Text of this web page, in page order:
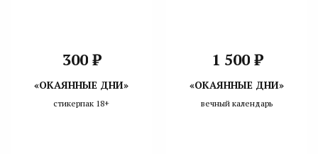
300 ₽
«ОКАЯННЫЕ ДНИ»
стикерпак 18+
1 500 ₽
«ОКАЯННЫЕ ДНИ»
вечный календарь